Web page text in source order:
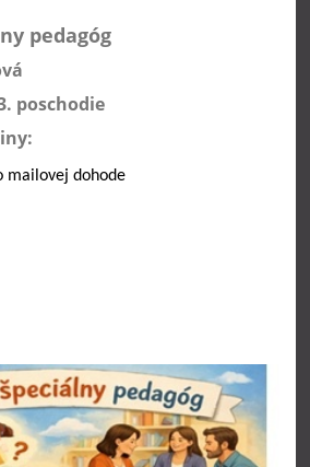
pedagóg
poschodie
mailovej dohode